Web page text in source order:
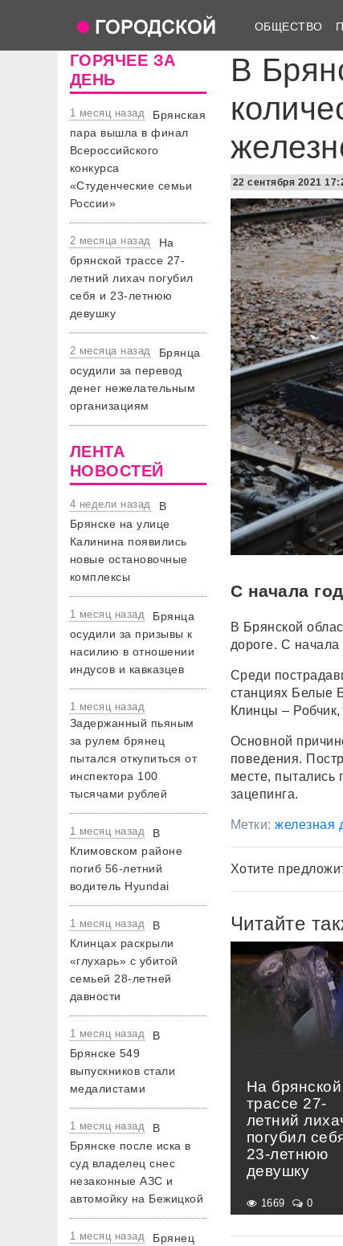
ОБЩЕСТВО
ГОРЯЧЕЕ ЗА
ДЕНЬ
1 месяц назад
Брянская
пара вышла в финал
Всероссийского
конкурса
«Студенческие семьи
России»
2 месяца назад
На
брянской трассе 27-
летний лихач погубил
себя и 23-летнюю
девушку
2 месяца назад
Брянца
осудили за перевод
денег нежелательным
организациям
ЛЕНТА
НОВОСТЕЙ
4 недели назад
В
Брянске на улице
Калинина появились
новые остановочные
комплексы
1 месяц назад
Брянца
осудили за призывы к
насилию в отношении
индусов и кавказцев
1 месяц назад
Задержанный пьяным
за рулем брянец
пытался откупиться от
инспектора 100
тысячами рублей
1 месяц назад
В
Климовском районе
погиб 56-летний
водитель Hyundai
1 месяц назад
В
Клинцах раскрыли
«глухарь» с убитой
семьей 28-летней
давности
1 месяц назад
В
Брянске 549
выпускников стали
медалистами
1 месяц назад
В
Брянске после иска в
суд владелец снес
незаконные АЗС и
автомойку на Бежицкой
1 месяц назад
Брянец
В
22 сентября 2021
С начала
В Брянской
дороге. С
Среди
станциях Белые
Клинцы –
Основной
поведения.
месте, пытались
зацепинга.
Метки:железная
Хотите
Читайте
На брянской
трассе 27-
летний
погубил
23-летнюю
девушку
1669 0